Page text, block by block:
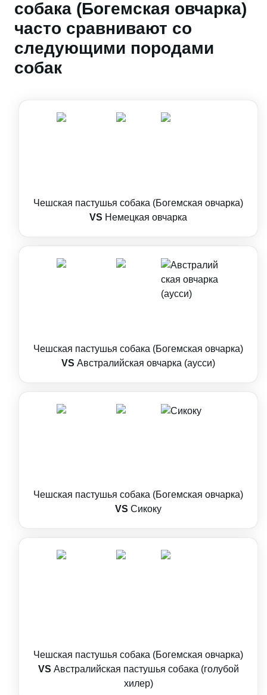
собака (Богемская овчарка)
часто сравнивают со
следующими породами
собак
Чешская пастушья собака (Богемская овчарка)
VS Немецкая овчарка
Чешская пастушья собака (Богемская овчарка)
VS Австралийская овчарка (аусси)
Чешская пастушья собака (Богемская овчарка)
VS Сикоку
Чешская пастушья собака (Богемская овчарка)
VS Австралийская пастушья собака (голубой
хилер)